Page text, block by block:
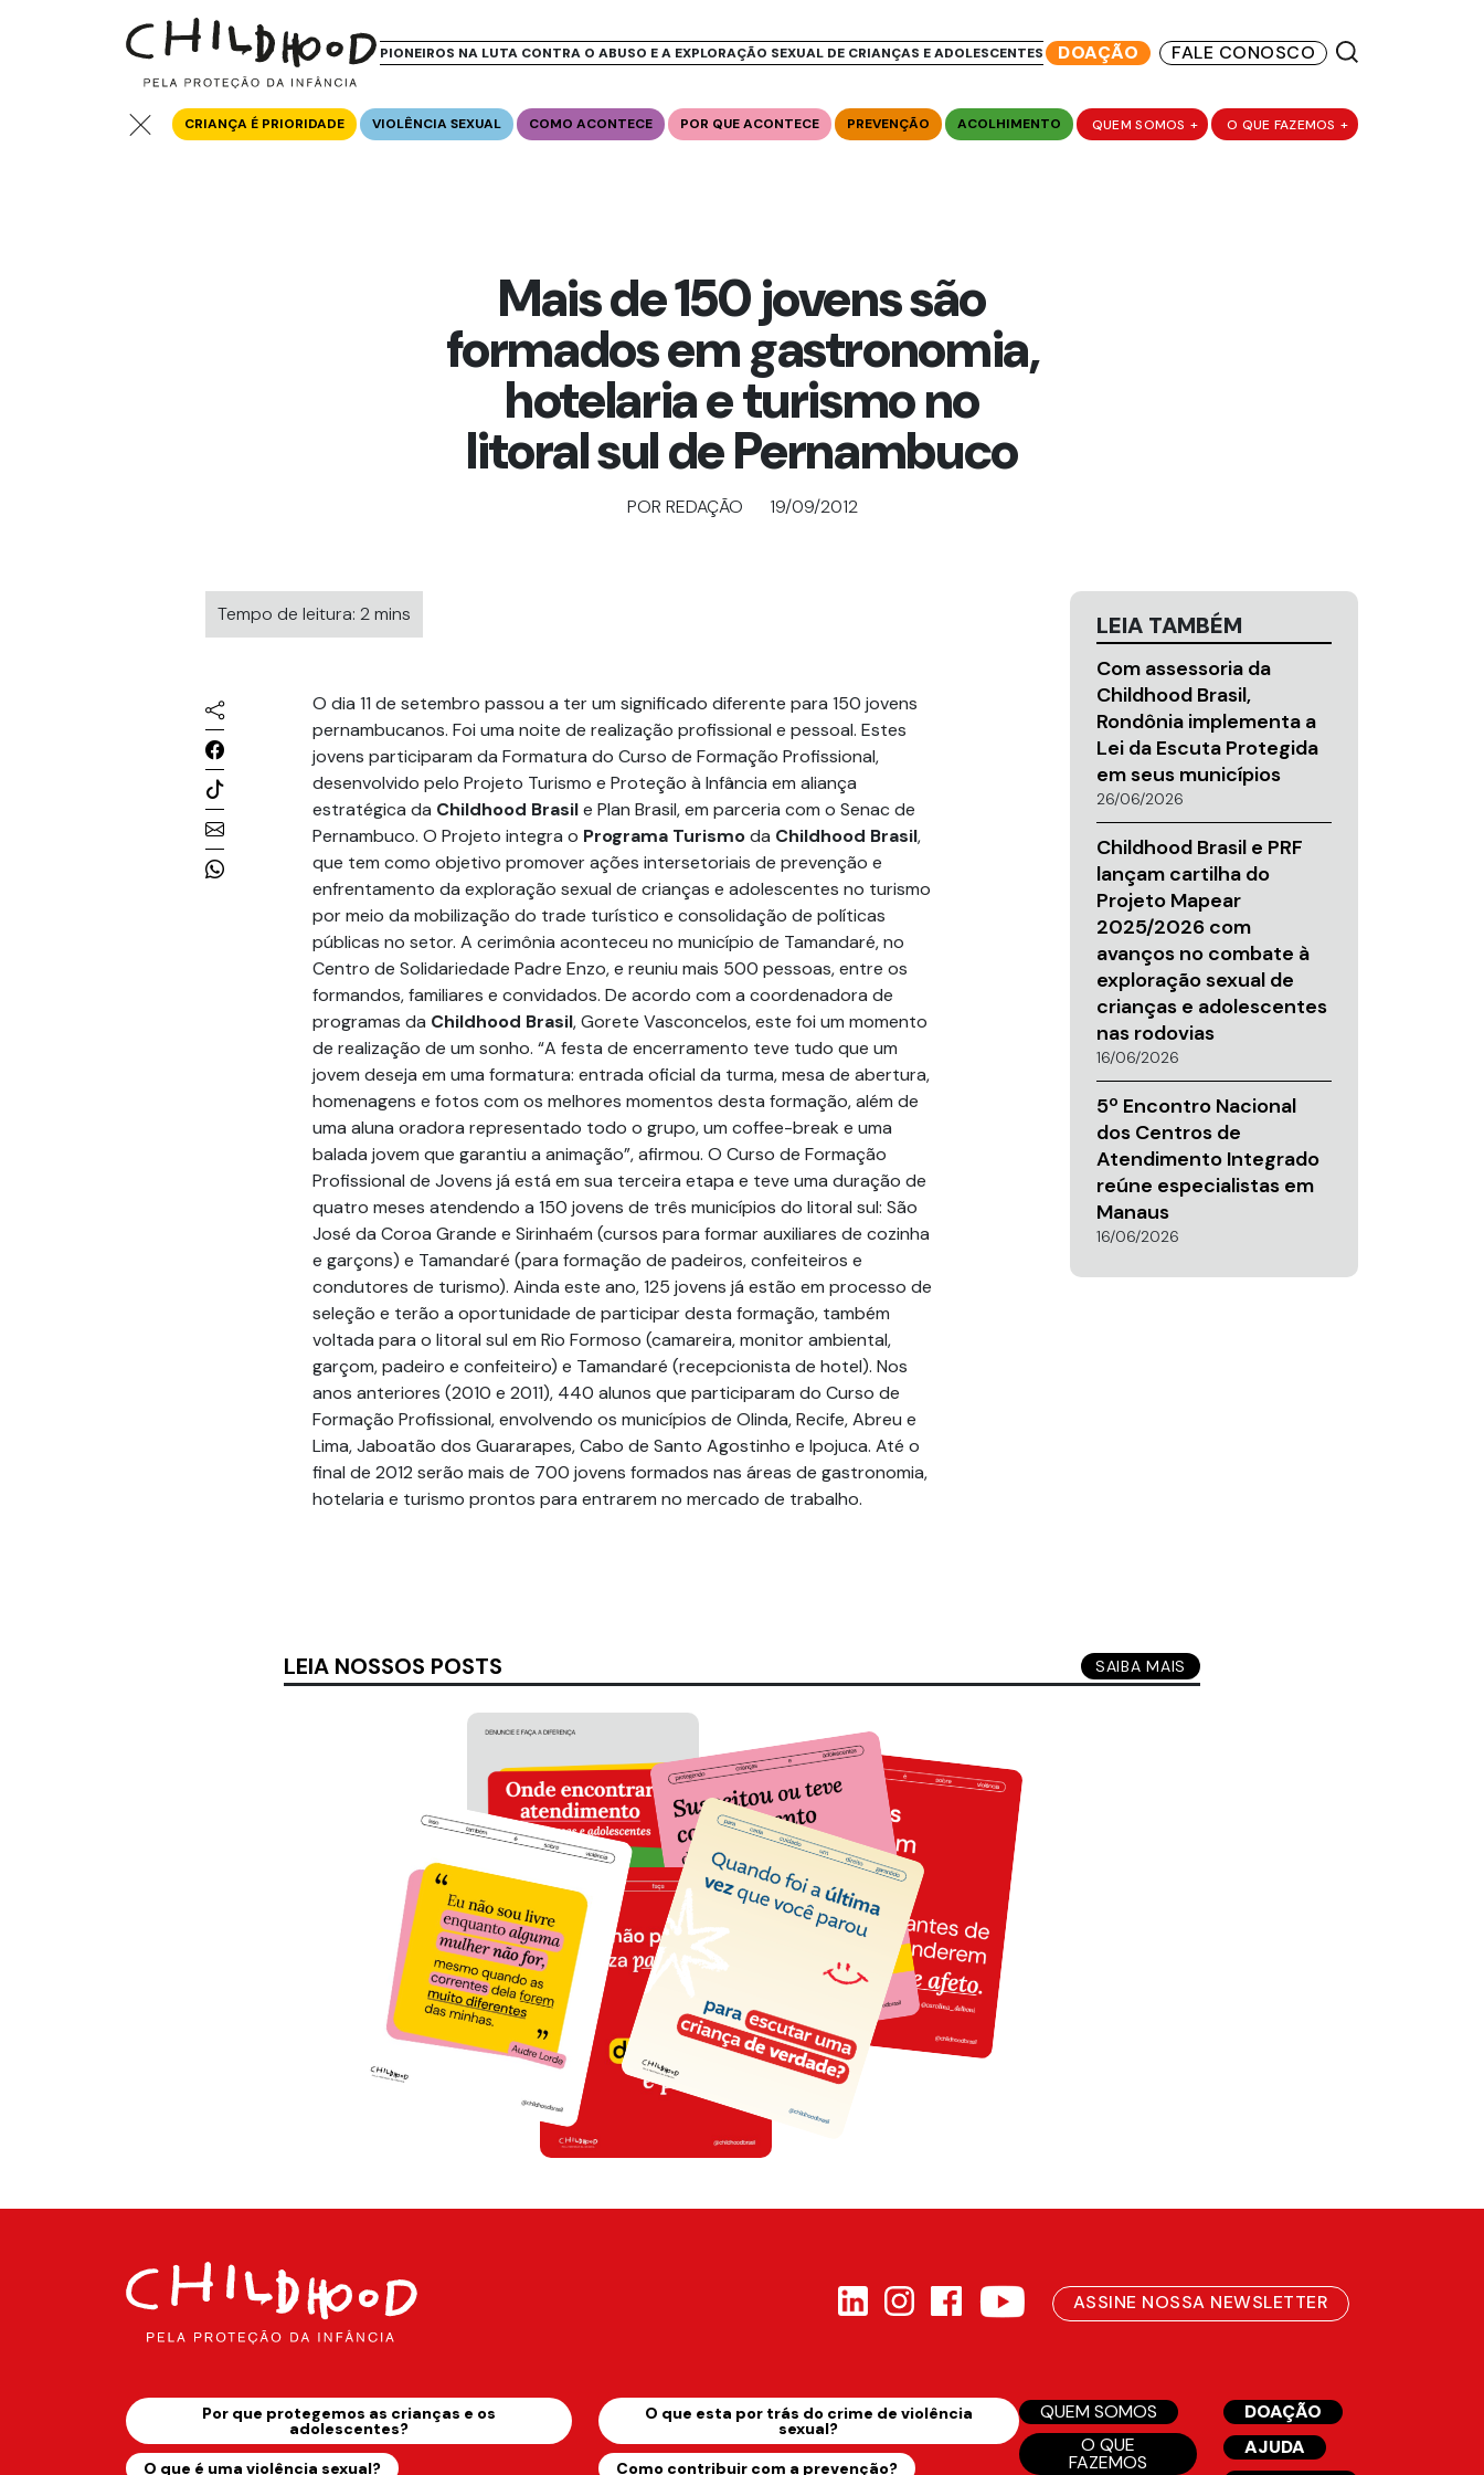
PIONEIROS NA LUTA CONTRA O ABUSO E A EXPLORAÇÃO SEXUAL DE CRIANÇAS E ADOLESCENTES DOAÇÃO FALE CONOSCO
CRIANÇA É PRIORIDADE VIOLÊNCIA SEXUAL COMO ACONTECE POR QUE ACONTECE PREVENÇÃO ACOLHIMENTO QUEM SOMOS + O QUE FAZEMOS +
Mais de 150 jovens são
formados em gastronomia,
hotelaria e turismo no
litoral sul de Pernambuco
POR REDAÇÃO 19/09/2012
Tempo de leitura: 2 mins
O dia 11 de setembro passou a ter um significado diferente para 150 jovens
pernambucanos. Foi uma noite de realização profissional e pessoal. Estes
jovens participaram da Formatura do Curso de Formação Profissional,
desenvolvido pelo Projeto Turismo e Proteção à Infância em aliança
estratégica da Childhood Brasile Plan Brasil, em parceria com o Senac de
Pernambuco. O Projeto integra o Programa Turismoda Childhood Brasil,
que tem como objetivo promover ações intersetoriais de prevenção e
enfrentamento da exploração sexual de crianças e adolescentes no turismo
por meio da mobilização do trade turístico e consolidação de políticas
públicas no setor. A cerimônia aconteceu no município de Tamandaré, no
Centro de Solidariedade Padre Enzo, e reuniu mais 500 pessoas, entre os
formandos, familiares e convidados. De acordo com a coordenadora de
programas da Childhood Brasil, Gorete Vasconcelos, este foi um momento
de realização de um sonho. “A festa de encerramento teve tudo que um
jovem deseja em uma formatura: entrada oficial da turma, mesa de abertura,
homenagens e fotos com os melhores momentos desta formação, além de
uma aluna oradora representado todo o grupo, um coffee-break e uma
balada jovem que garantiu a animação”, afirmou. O Curso de Formação
Profissional de Jovens já está em sua terceira etapa e teve uma duração de
quatro meses atendendo a 150 jovens de três municípios do litoral sul: São
José da Coroa Grande e Sirinhaém (cursos para formar auxiliares de cozinha
e garçons) e Tamandaré (para formação de padeiros, confeiteiros e
condutores de turismo). Ainda este ano, 125 jovens já estão em processo de
seleção e terão a oportunidade de participar desta formação, também
voltada para o litoral sul em Rio Formoso (camareira, monitor ambiental,
garçom, padeiro e confeiteiro) e Tamandaré (recepcionista de hotel). Nos
anos anteriores (2010 e 2011), 440 alunos que participaram do Curso de
Formação Profissional, envolvendo os municípios de Olinda, Recife, Abreu e
Lima, Jaboatão dos Guararapes, Cabo de Santo Agostinho e Ipojuca. Até o
final de 2012 serão mais de 700 jovens formados nas áreas de gastronomia,
hotelaria e turismo prontos para entrarem no mercado de trabalho.
LEIA TAMBÉM
Com assessoria da
Childhood Brasil,
Rondônia implementa a
Lei da Escuta Protegida
em seus municípios
26/06/2026
Childhood Brasil e PRF
lançam cartilha do
Projeto Mapear
2025/2026 com
avanços no combate à
exploração sexual de
crianças e adolescentes
nas rodovias
16/06/2026
5º Encontro Nacional
dos Centros de
Atendimento Integrado
reúne especialistas em
Manaus
16/06/2026
LEIA NOSSOS POSTS SAIBA MAIS
ASSINE NOSSA NEWSLETTER
Por que protegemos as crianças e os
adolescentes?
O que é uma violência sexual?
O que esta por trás do crime de violência
sexual?
Como contribuir com a prevenção?
QUEM SOMOS
O QUE
FAZEMOS
DOAÇÃO
AJUDA